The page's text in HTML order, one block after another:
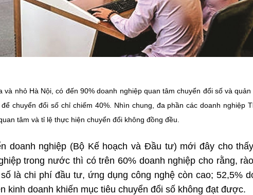
nhỏ Hà Nội, có đến 90% doanh nghiệp quan tâm chuyển đổi số và quản
chuyển đổi số chỉ chiếm 40%. Nhìn chung, đa phần các doanh nghiệp
tâm và tỉ lệ thực hiện chuyển đổi không đồng đều.
doanh nghiệp (Bộ Kế hoạch và Đầu tư) mới đây cho
trong nước thì có trên 60% doanh nghiệp cho rằng,
là chi phí đầu tư, ứng dụng công nghệ còn cao; 52,5%
kinh doanh khiến mục tiêu chuyển đổi số không đạt được.